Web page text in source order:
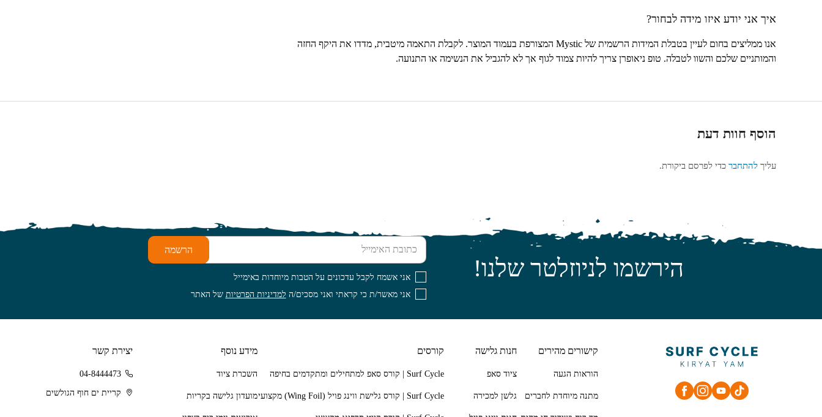
איך אני יודע איזו מידה לבחור?
אנו ממליצים בחום לעיין בטבלת המידות הרשמית של Mystic המצורפת בעמוד המוצר. לקבלת התאמה מיטבית, מדדו את היקף החזה
והמותניים שלכם והשוו לטבלה. טופ ניאופרן צריך להיות צמוד לגוף אך לא להגביל את הנשימה או התנועה.
הוסף חוות דעת
עליך להתחבר כדי לפרסם ביקורת.
הירשמו לניוזלטר שלנו!
כתובת האימייל
הרשמה
אני אשמח לקבל עדכונים על הטבות מיוחדות באימייל
אני מאשר/ת כי קראתי ואני מסכים/ה למדיניות הפרטיות של האתר
קישורים מהירים
הוראות הגעה
מתנה מיוחדת לחברים
חנות גלישה
ציוד סאפ
גלשן למכירה
קורסים מידע נוסף
השכרת ציוד
מועדון גלישה בקריות
יצירת קשר
04-8444473
קריית ים חוף הגולשים